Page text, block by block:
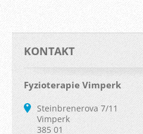
KONTAKT
Fyzioterapie Vimperk
Steinbrenerova 7/11
Vimperk
385 01